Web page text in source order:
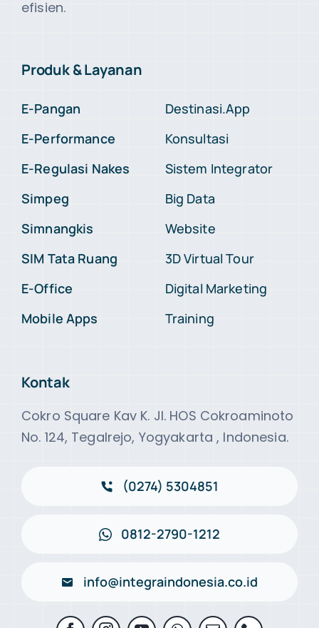
efisien.
Produk & Layanan
E-Pangan
E-Performance
E-Regulasi Nakes
Simpeg
Simnangkis
SIM Tata Ruang
E-Office
Mobile Apps
Destinasi.App
Konsultasi
Sistem Integrator
Big Data
Website
3D Virtual Tour
Digital Marketing
Training
Kontak
Cokro Square Kav K. Jl. HOS Cokroaminoto
No. 124, Tegalrejo, Yogyakarta , Indonesia.
(0274) 5304851
0812-2790-1212
info@integraindonesia.co.id